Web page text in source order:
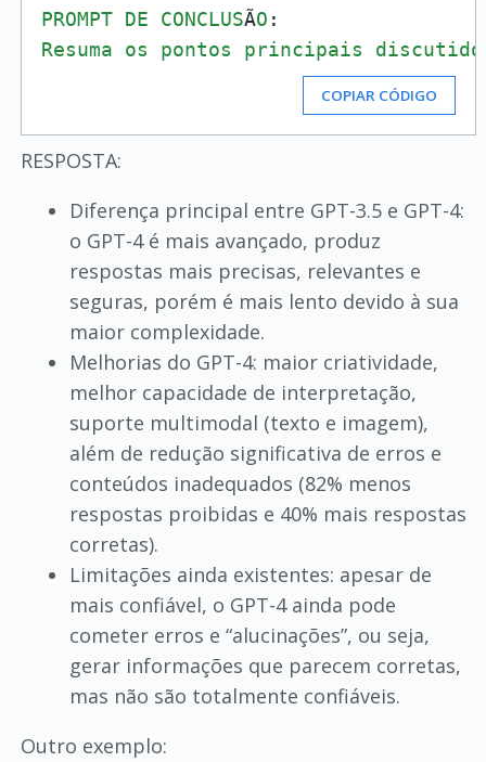
PROMPT DE CONCLUSÃO
Resuma
os pontos principais
COPIAR CÓDIGO
RESPOSTA:
Diferença principal entre GPT-3.5 e GPT-4:
o GPT-4 é mais avançado, produz
respostas mais precisas, relevantes e
seguras, porém é mais lento devido à sua
maior complexidade.
Melhorias do GPT-4: maior criatividade,
melhor capacidade de interpretação,
suporte multimodal (texto e imagem),
além de redução significativa de erros e
conteúdos inadequados (82% menos
respostas proibidas e 40% mais respostas
corretas).
Limitações ainda existentes: apesar de
mais confiável, o GPT-4 ainda pode
cometer erros e “alucinações”, ou seja,
gerar informações que parecem corretas,
mas não são totalmente confiáveis.
Outro exemplo: